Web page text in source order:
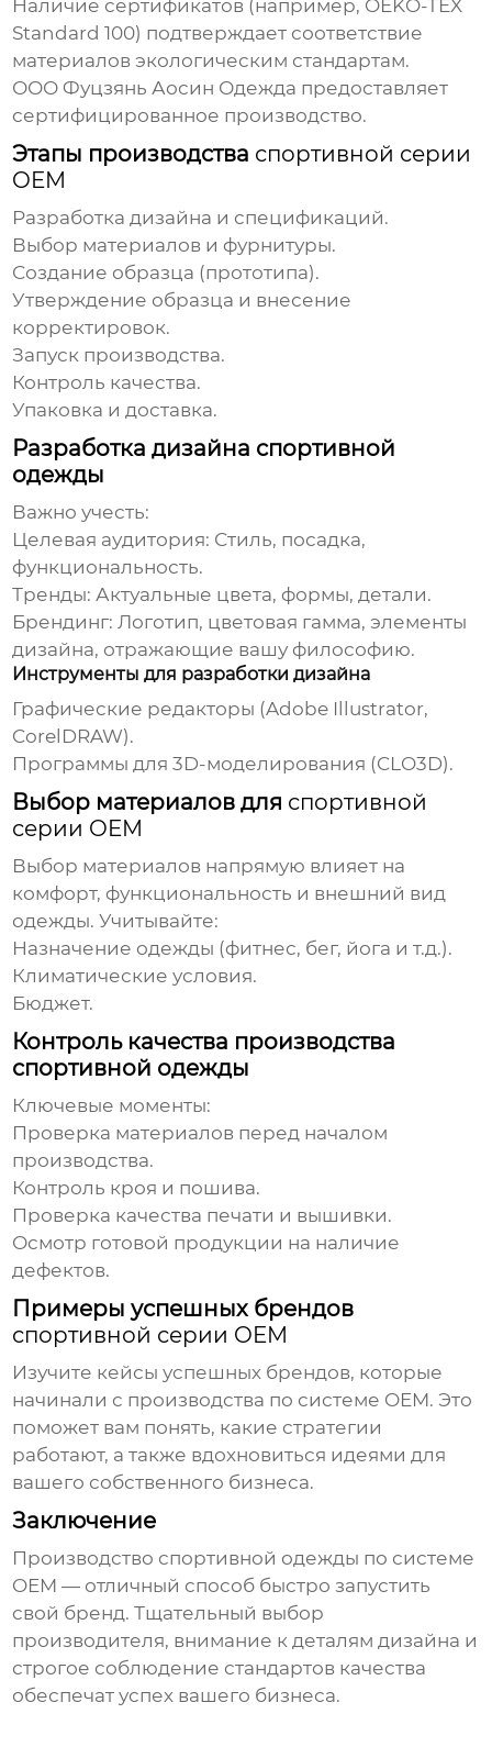
Наличие сертификатов (например, OEKO-TEX
Standard 100) подтверждает соответствие
материалов экологическим стандартам.
ООО Фуцзянь Аосин Одежда предоставляет
сертифицированное производство.
Этапы производства спортивной серии
OEM
Разработка дизайна и спецификаций.
Выбор материалов и фурнитуры.
Создание образца (прототипа).
Утверждение образца и внесение
корректировок.
Запуск производства.
Контроль качества.
Упаковка и доставка.
Разработка дизайна спортивной
одежды
Важно учесть:
Целевая аудитория: Стиль, посадка,
функциональность.
Тренды: Актуальные цвета, формы, детали.
Брендинг: Логотип, цветовая гамма, элементы
дизайна, отражающие вашу философию.
Инструменты для разработки дизайна
Графические редакторы (Adobe Illustrator,
CorelDRAW).
Программы для 3D-моделирования (CLO3D).
Выбор материалов для спортивной
серии OEM
Выбор материалов напрямую влияет на
комфорт, функциональность и внешний вид
одежды. Учитывайте:
Назначение одежды (фитнес, бег, йога и т.д.).
Климатические условия.
Бюджет.
Контроль качества производства
спортивной одежды
Ключевые моменты:
Проверка материалов перед началом
производства.
Контроль кроя и пошива.
Проверка качества печати и вышивки.
Осмотр готовой продукции на наличие
дефектов.
Примеры успешных брендов
спортивной серии OEM
Изучите кейсы успешных брендов, которые
начинали с производства по системе OEM. Это
поможет вам понять, какие стратегии
работают, а также вдохновиться идеями для
вашего собственного бизнеса.
Заключение
Производство спортивной одежды по системе
OEM — отличный способ быстро запустить
свой бренд. Тщательный выбор
производителя, внимание к деталям дизайна и
строгое соблюдение стандартов качества
обеспечат успех вашего бизнеса.